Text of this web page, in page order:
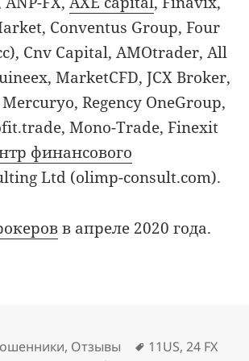
Conventus Group, Four
Cnv Capital, AMOtrader, All
MarketCFD, JCX Broker,
Regency OneGroup,
Mono-Trade, Finexit
финансового
Ltd (olimp-consult.com).
в апреле 2020 года.
, Отзывы Метки
11US,24 FX